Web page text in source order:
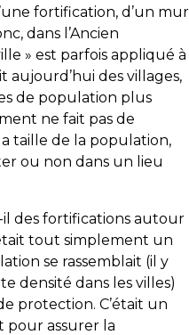
fortification, d’un mur
dans l’Ancien
» est parfois appliqué à
aujourd’hui des villages,
de population plus
ne fait pas de
taille de la population,
ou non dans un lieu
il des fortifications autour
tout simplement un
se rassemblait (il y
densité dans les villes)
protection. C’était un
pour assurer la